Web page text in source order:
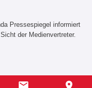
Pressespiegel informiert
der Medienvertreter.